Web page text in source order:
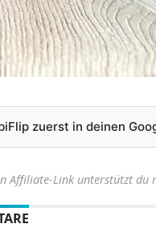
zuerst in deinen
Affiliate-Link unterstützt du